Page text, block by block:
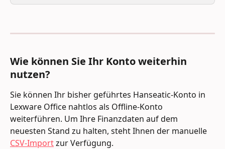
Wie können Sie Ihr Konto weiterhin
nutzen?
Sie können Ihr bisher geführtes Hanseatic-Konto in
Lexware Office nahtlos als Offline-Konto
weiterführen. Um Ihre Finanzdaten auf dem
neuesten Stand zu halten, steht Ihnen der manuelle
CSV-Import zur Verfügung.